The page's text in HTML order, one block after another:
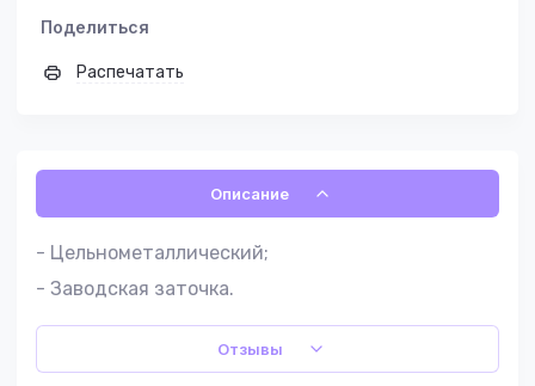
Поделиться
Распечатать
Описание
- Цельнометаллический;
- Заводская заточка.
Отзывы